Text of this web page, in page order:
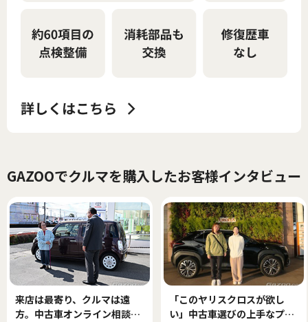
GAZOOでクルマを購入したお客様インタビュー
来店は最寄り、クルマは遠
方。中古車オンライン相談で
「このヤリスクロスが欲し
い」中古車選びの上手なプロ